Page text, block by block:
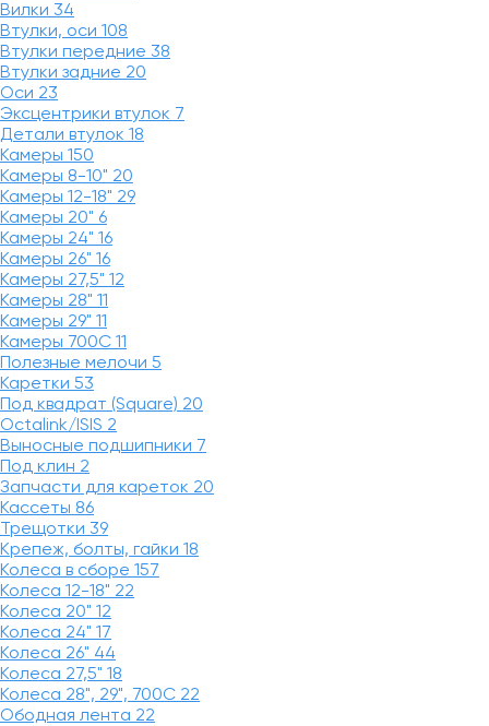
Вилки 34
Втулки, оси 108
Втулки передние 38
Втулки задние 20
Оси 23
Эксцентрики втулок 7
Детали втулок 18
Камеры 150
Камеры 8-10" 20
Камеры 12-18" 29
Камеры 20" 6
Камеры 24" 16
Камеры 26" 16
Камеры 27,5" 12
Камеры 28" 11
Камеры 29" 11
Камеры 700C 11
Полезные мелочи 5
Каретки 53
Под квадрат (Square) 20
Octalink/ISIS 2
Выносные подшипники 7
Под клин 2
Запчасти для кареток 20
Кассеты 86
Трещотки 39
Крепеж, болты, гайки 18
Колеса в сборе 157
Колеса 12-18" 22
Колеса 20" 12
Колеса 24" 17
Колеса 26" 44
Колеса 27,5" 18
Колеса 28", 29", 700С 22
Ободная лента 22